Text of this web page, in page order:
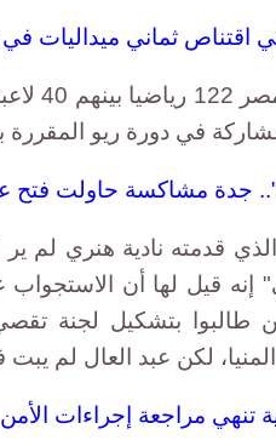
اقتناص ثماني ميداليات في
وتضم
في دورة ريو المقررة بين
جدة مشاكسة حاولت فتح
قدمته نادية هنري لم
قيل لها أن الاستجواب
طالبوا بتشكيل لجنة
لكن عبد العال لم
تنهي مراجعة إجراءات